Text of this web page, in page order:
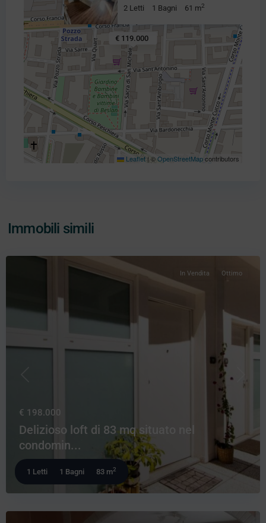
€ 119.000
2 Letti 1 Bagni 61 m2
Leaflet | ©OpenStreetMapcontributors
Immobili simili
In Vendita Ottimo
€ 198.000
Delizioso loft di 83 mq situato nel
condomin...
1 Letti 1 Bagni 83 m2